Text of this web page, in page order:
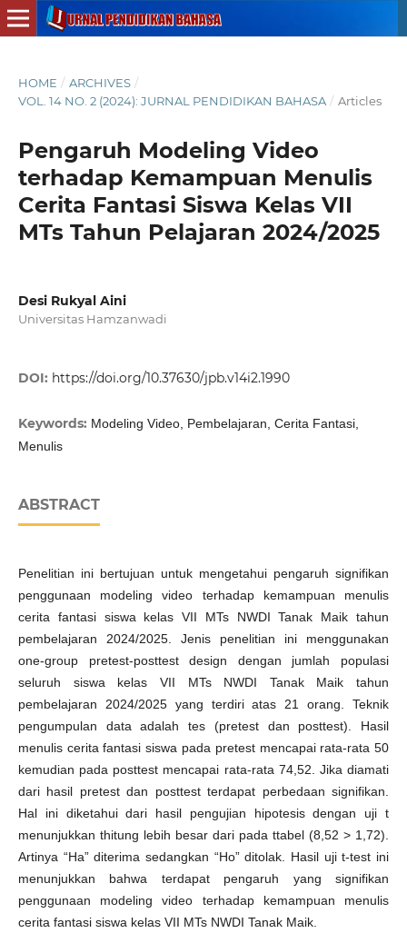
HOME / ARCHIVES /
VOL. 14 NO. 2 (2024): JURNAL PENDIDIKAN BAHASA / Articles
Pengaruh Modeling Video
terhadap Kemampuan Menulis
Cerita Fantasi Siswa Kelas VII
MTs Tahun Pelajaran 2024/2025
Desi Rukyal Aini
Universitas Hamzanwadi
DOI: https://doi.org/10.37630/jpb.v14i2.1990
Keywords: Modeling Video, Pembelajaran, Cerita Fantasi,
Menulis
ABSTRACT
Penelitian ini bertujuan untuk mengetahui pengaruh signifikan
penggunaan modeling video terhadap kemampuan menulis
cerita fantasi siswa kelas VII MTs NWDI Tanak Maik tahun
pembelajaran 2024/2025. Jenis penelitian ini menggunakan
one-group pretest-posttest design dengan jumlah populasi
seluruh siswa kelas VII MTs NWDI Tanak Maik tahun
pembelajaran 2024/2025 yang terdiri atas 21 orang. Teknik
pengumpulan data adalah tes (pretest dan posttest). Hasil
menulis cerita fantasi siswa pada pretest mencapai rata-rata 50
kemudian pada posttest mencapai rata-rata 74,52. Jika diamati
dari hasil pretest dan posttest terdapat perbedaan signifikan.
Hal ini diketahui dari hasil pengujian hipotesis dengan uji t
menunjukkan thitung lebih besar dari pada ttabel (8,52 > 1,72).
Artinya “Ha” diterima sedangkan “Ho” ditolak. Hasil uji t-test ini
menunjukkan bahwa terdapat pengaruh yang signifikan
penggunaan modeling video terhadap kemampuan menulis
cerita fantasi siswa kelas VII MTs NWDI Tanak Maik.